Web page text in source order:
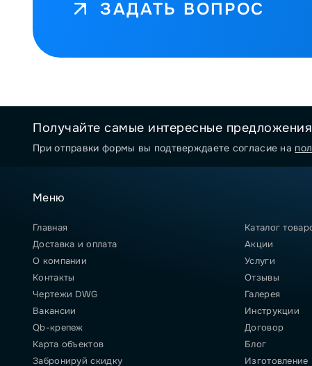
ЗАДАТЬ ВОПРОС
Получайте самые интересные
При отправки формы вы подтверждаете согласие на
Меню
Главная
Каталог
Доставка и оплата
Акции
О компании
Услуги
Контакты
Отзывы
Чертежи DWG
Галерея
Вакансии
Инструкции
Qb-крепеж
Договор
Карта объектов
Блог
Забронируй скидку
Изготовление